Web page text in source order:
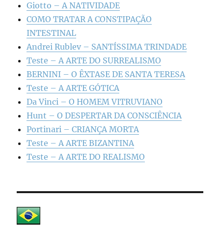
Giotto – A NATIVIDADE
COMO TRATAR A CONSTIPAÇÃO
INTESTINAL
Andrei Rublev – SANTÍSSIMA TRINDADE
Teste – A ARTE DO SURREALISMO
BERNINI – O ÊXTASE DE SANTA TERESA
Teste – A ARTE GÓTICA
Da Vinci – O HOMEM VITRUVIANO
Hunt – O DESPERTAR DA CONSCIÊNCIA
Portinari – CRIANÇA MORTA
Teste – A ARTE BIZANTINA
Teste – A ARTE DO REALISMO